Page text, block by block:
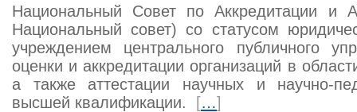
Национальный Совет по Аккредитации и
Национальный совет) со статусом
учреждением центрального публичного
оценки и аккредитации организаций в
а также аттестации научных и научно-
высшей квалификации.
[…]